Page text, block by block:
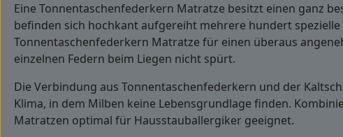
Eine Tonnentaschenfederkern Matratze besitzt einen ganz
befinden sich hochkant aufgereiht mehrere hundert
Tonnentaschenfederkern Matratze für einen überaus
einzelnen Federn beim Liegen nicht spürt.
Die Verbindung aus Tonnentaschenfederkern und der
Klima, in dem Milben keine Lebensgrundlage finden.
Matratzen optimal für Hausstauballergiker geeignet.